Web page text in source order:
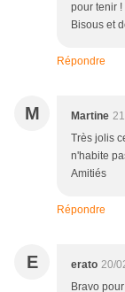
pour tenir !
Bisous et
Répondre
M Martine
Très jolis
n'habite
Amitiés
Répondre
E erato 20/
Bravo